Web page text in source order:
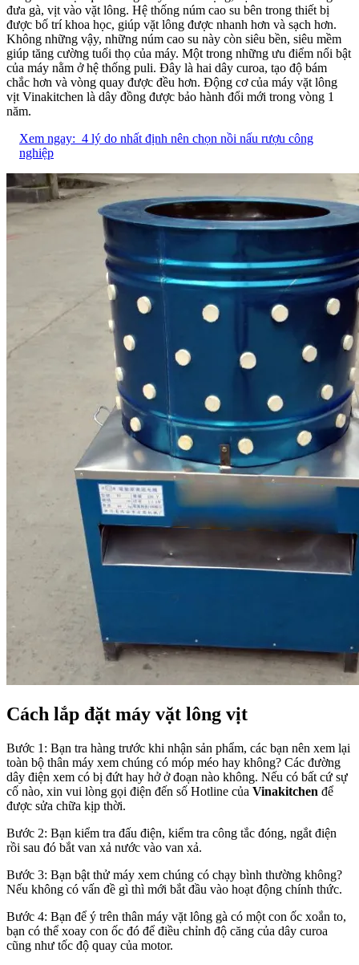
đưa gà, vịt vào vặt lông. Hệ thống núm cao su bên trong thiết bị
được bố trí khoa học, giúp vặt lông được nhanh hơn và sạch hơn.
Không những vậy, những núm cao su này còn siêu bền, siêu mềm
giúp tăng cường tuổi thọ của máy. Một trong những ưu điểm nổi bật
của máy nằm ở hệ thống puli. Đây là hai dây curoa, tạo độ bám
chắc hơn và vòng quay được đều hơn. Động cơ của máy vặt lông
vịt Vinakitchen là dây đồng được bảo hành đổi mới trong vòng 1
năm.
Xem ngay: 4 lý do nhất định nên chọn nồi nấu rượu công
nghiệp
Cách lắp đặt máy vặt lông vịt
Bước 1: Bạn tra hàng trước khi nhận sản phẩm, các bạn nên xem lại
toàn bộ thân máy xem chúng có móp méo hay không? Các đường
dây điện xem có bị đứt hay hở ở đoạn nào không. Nếu có bất cứ sự
cố nào, xin vui lòng gọi điện đến số Hotline của Vinakitchen để
được sửa chữa kịp thời.
Bước 2: Bạn kiểm tra đấu điện, kiểm tra công tắc đóng, ngắt điện
rồi sau đó bắt van xả nước vào van xả.
Bước 3: Bạn bật thử máy xem chúng có chạy bình thường không?
Nếu không có vấn đề gì thì mới bắt đầu vào hoạt động chính thức.
Bước 4: Bạn để ý trên thân máy vặt lông gà có một con ốc xoắn to,
bạn có thể xoay con ốc đó để điều chỉnh độ căng của dây curoa
cũng như tốc độ quay của motor.